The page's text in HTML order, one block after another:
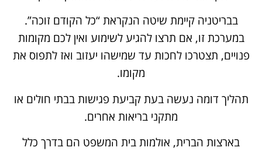
בבריטניה קיימת שיטה הנקראת “כל הקודם זוכה”.
במערכת זו, אם תרצו להגיע לשימוע ואין לכם מקומות
פנויים, תצטרכו לחכות עד שמישהו יעזוב ואז לתפוס את
מקומו.
תהליך דומה נעשה בעת קביעת פגישות בבתי חולים או
מתקני בריאות אחרים.
בארצות הברית, אולמות בית המשפט הם בדרך כלל